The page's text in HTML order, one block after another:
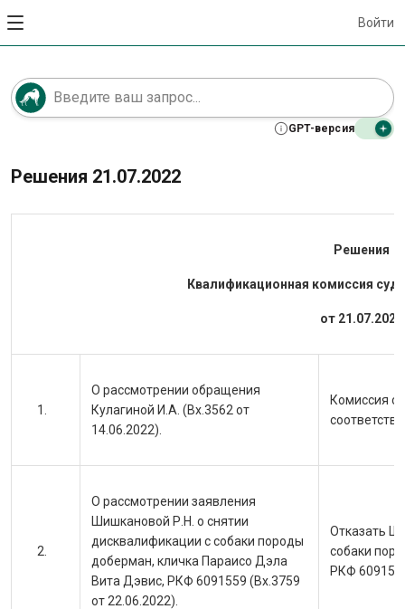
Войти
GPT-версия
Решения 21.07.2022
Решения
Квалификационная комиссия
от 21.07.2022
О рассмотрении обращения
Кулагиной И.А. (Вх.3562 от
14.06.2022).
Комиссия
О рассмотрении заявления
Шишкановой Р.Н. о снятии
дисквалификации с собаки породы
доберман, кличка Параисо Дэла
Вита Дэвис, РКФ 6091559 (Вх.3759
от 22.06.2022).
Отказать
собаки
РКФ